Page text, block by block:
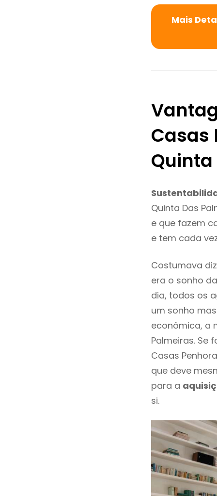
Mais
Casas
Quinta Das
e que fazem
e tem cada
Costumava
era o sonho
dia, todos os
um sonho
económica, a
Palmeiras. Se
Casas
que deve
para a
si.